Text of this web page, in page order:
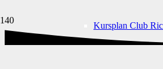
Kursplan Club